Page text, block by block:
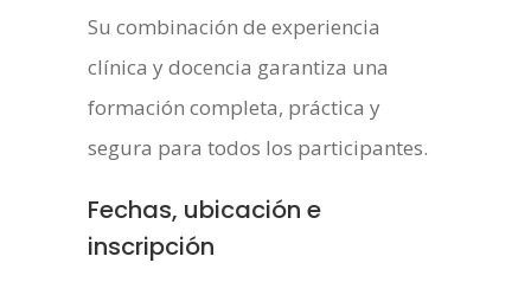
Su combinación de experiencia
clínica y docencia garantiza una
formación completa, práctica y
segura para todos los participantes.
Fechas, ubicación e
inscripción